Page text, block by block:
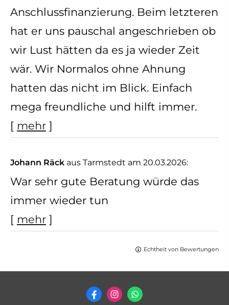
Anschlussfinanzierung. Beim letzteren
hat er uns pauschal angeschrieben ob
wir Lust hätten da es ja wieder Zeit
wär. Wir Normalos ohne Ahnung
hatten das nicht im Blick. Einfach
mega freundliche und hilft immer.
[ mehr ]
Johann Räck aus Tarmstedt am 20.03.2026:
War sehr gute Beratung würde das
immer wieder tun
[ mehr ]
Echtheit von Bewertungen